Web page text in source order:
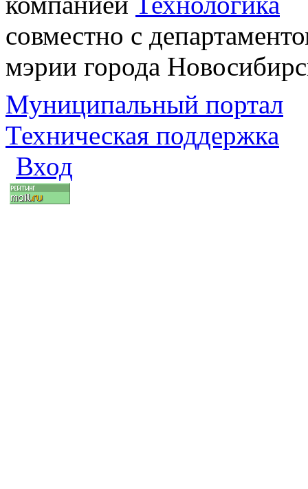
совместно с
мэрии города
Муниципальный портал
Техническая поддержка
Вход